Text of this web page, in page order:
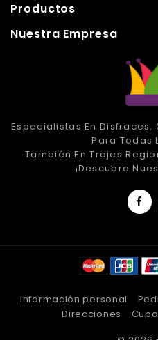
Productos
Nuestra Empresa
Especialistas En Disfraces,
Para Todas
También En Trajes
¡Descubre
Información personal
Direcciones